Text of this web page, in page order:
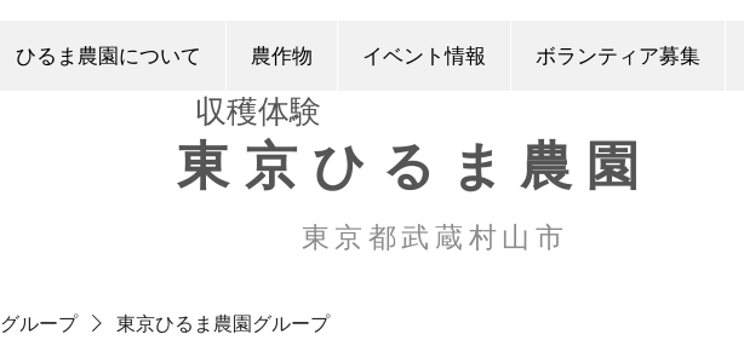
ひるま農園について 農作物 イベント情報 ボランティア募集
​収穫体験
東京ひるま農園
東京都武蔵村山市
グループ 東京ひるま農園グループ